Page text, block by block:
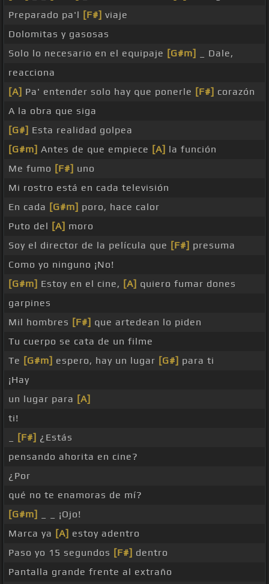
Preparado pa'l [F#] viaje
Dolomitas y gasosas
Solo lo necesario en el equipaje [G#m]
_ Dale,
reacciona
[A] Pa' entender solo hay que ponerle [F#] corazón
A la obra que siga
[G#] Esta realidad golpea
[G#m] Antes de que empiece [A] la función
Me fumo [F#] uno
Mi rostro está en cada televisión
En cada [G#m] poro, hace calor
Puto del [A] moro
Soy el director de la película que [F#] presuma
Como yo ninguno ¡No!
[G#m] Estoy en el cine, [A] quiero fumar dones
garpines
Mil hombres [F#] que artedean lo piden
Tu cuerpo se cata de un filme
Te [G#m] espero, hay un lugar [G#] para ti
¡Hay
un lugar para [A]
ti!
[F#] ¿Estás
pensando ahorita en cine?
¿Por
qué no te enamoras de mí?
[G#m]
_ _ ¡Ojo!
Marca ya [A] estoy adentro
Paso yo 15 segundos [F#] dentro
Pantalla grande frente al extraño